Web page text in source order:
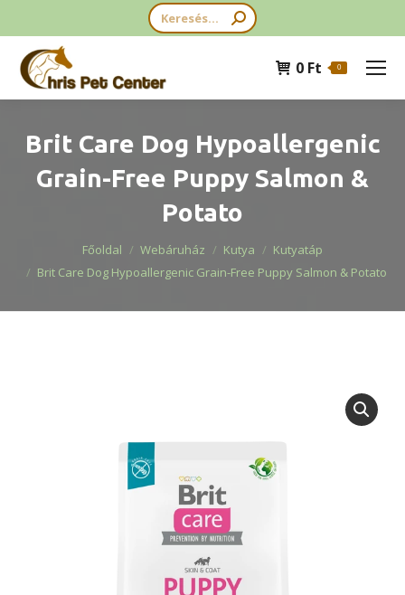
Search:
0 Ft 0
Brit Care Dog Hypoallergenic
Grain-Free Puppy Salmon &
Potato
You are here:Főoldal Webáruház Kutya
Kutyatáp
Brit Care Dog Hypoallergenic Grain-Free Puppy Salmon & Potato